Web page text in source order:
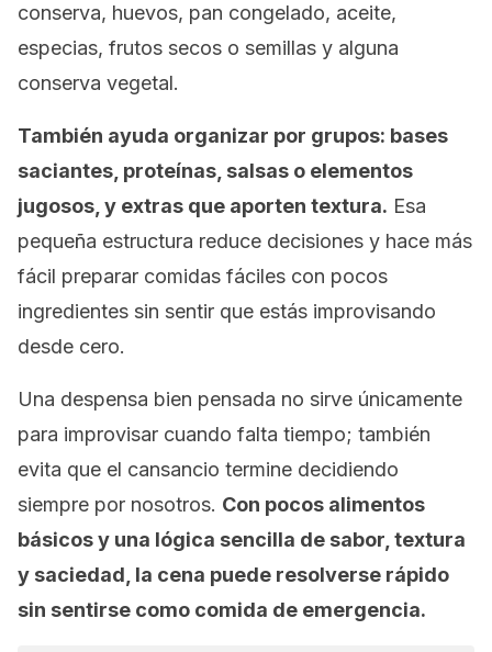
conserva, huevos, pan congelado, aceite,
especias, frutos secos o semillas y alguna
conserva vegetal.
También ayuda organizar por grupos: bases
saciantes, proteínas, salsas o elementos
jugosos, y extras que aporten textura. Esa
pequeña estructura reduce decisiones y hace más
fácil preparar comidas fáciles con pocos
ingredientes sin sentir que estás improvisando
desde cero.
Una despensa bien pensada no sirve únicamente
para improvisar cuando falta tiempo; también
evita que el cansancio termine decidiendo
siempre por nosotros. Con pocos alimentos
básicos y una lógica sencilla de sabor, textura
y saciedad, la cena puede resolverse rápido
sin sentirse como comida de emergencia.